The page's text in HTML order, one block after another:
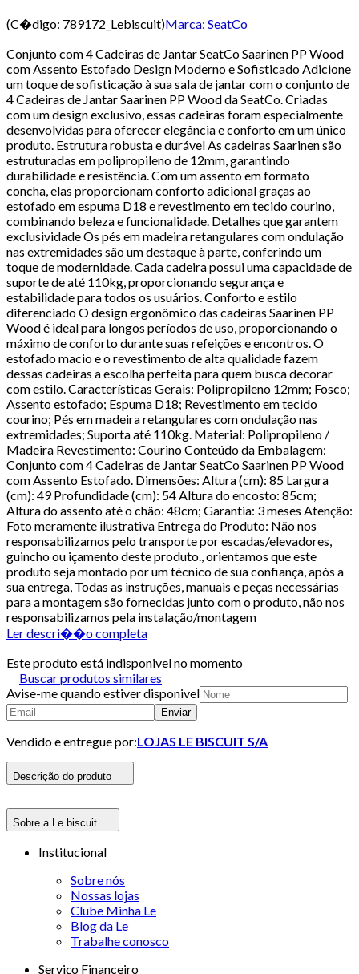
(C�digo: 789172_Lebiscuit)Marca: SeatCo
Conjunto com 4 Cadeiras de Jantar SeatCo Saarinen PP Wood
com Assento Estofado Design Moderno e Sofisticado Adicione
um toque de sofisticação à sua sala de jantar com o conjunto de
4 Cadeiras de Jantar Saarinen PP Wood da SeatCo. Criadas
com um design exclusivo, essas cadeiras foram especialmente
desenvolvidas para oferecer elegância e conforto em um único
produto. Estrutura robusta e durável As cadeiras Saarinen são
estruturadas em polipropileno de 12mm, garantindo
durabilidade e resistência. Com um assento em formato
concha, elas proporcionam conforto adicional graças ao
estofado em espuma D18 e revestimento em tecido courino,
combinando beleza e funcionalidade. Detalhes que garantem
exclusividade Os pés em madeira retangulares com ondulação
nas extremidades são um destaque à parte, conferindo um
toque de modernidade. Cada cadeira possui uma capacidade de
suporte de até 110kg, proporcionando segurança e
estabilidade para todos os usuários. Conforto e estilo
diferenciado O design ergonômico das cadeiras Saarinen PP
Wood é ideal para longos períodos de uso, proporcionando o
máximo de conforto durante suas refeições e encontros. O
estofado macio e o revestimento de alta qualidade fazem
dessas cadeiras a escolha perfeita para quem busca decorar
com estilo. Características Gerais: Polipropileno 12mm; Fosco;
Assento estofado; Espuma D18; Revestimento em tecido
courino; Pés em madeira retangulares com ondulação nas
extremidades; Suporta até 110kg. Material: Polipropileno /
Madeira Revestimento: Courino Conteúdo da Embalagem:
Conjunto com 4 Cadeiras de Jantar SeatCo Saarinen PP Wood
com Assento Estofado. Dimensões: Altura (cm): 85 Largura
(cm): 49 Profundidade (cm): 54 Altura do encosto: 85cm;
Altura do assento até o chão: 48cm; Garantia: 3 meses Atenção:
Foto meramente ilustrativa Entrega do Produto: Não nos
responsabilizamos pelo transporte por escadas/elevadores,
guincho ou içamento deste produto., orientamos que este
produto seja montado por um técnico de sua confiança, após a
sua entrega, Todas as instruções, manuais e peças necessárias
para a montagem são fornecidas junto com o produto, não nos
responsabilizamos pela instalação/montagem
Ler descri��o completa
Este produto está indisponivel no momento
Buscar produtos similares
Avise-me quando estiver disponivel
Enviar
Vendido e entregue por:LOJAS LE BISCUIT S/A
Descrição do produto
Sobre a Le biscuit
Institucional
Sobre nós
Nossas lojas
Clube Minha Le
Blog da Le
Trabalhe conosco
Serviço Financeiro